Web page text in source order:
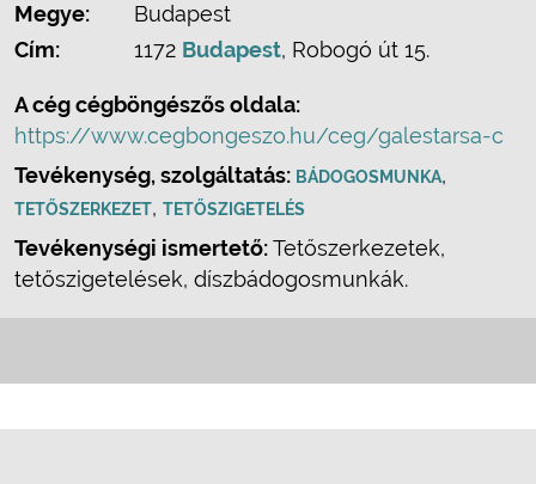
Megye:
Budapest
Cím:
1172 Budapest, Robogó út 15.
A cég cégböngészős oldala:
https://www.cegbongeszo.hu/ceg/galestarsa-c
Tevékenység, szolgáltatás: BÁDOGOSMUNKA,
TETŐSZERKEZET, TETŐSZIGETELÉS
Tevékenységi ismertető:Tetőszerkezetek,
tetőszigetelések, díszbádogosmunkák.